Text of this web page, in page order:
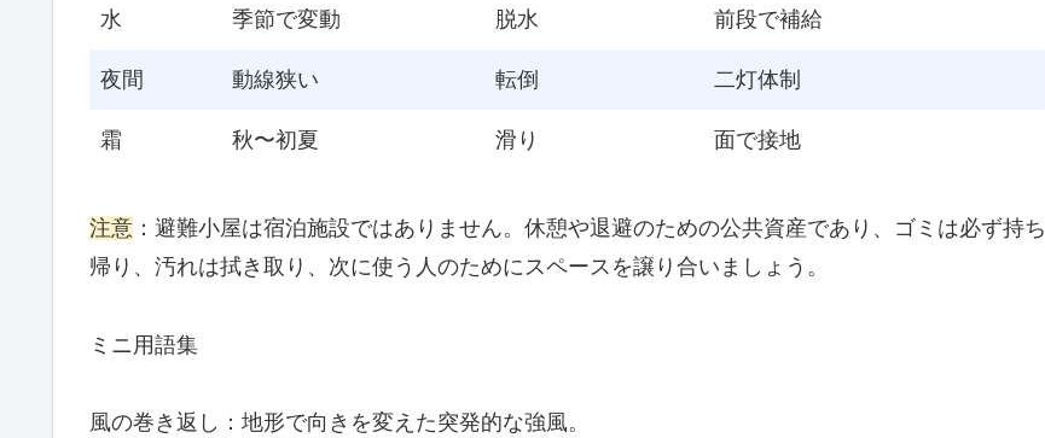
水 季節で変動 脱水 前段で補給
夜間 動線狭い 転倒 二灯体制
霜 秋〜初夏 滑り 面で接地
注意 ：避難小屋は宿泊施設ではありません。休憩や退避のための公共資産であり、ゴミは必ず持ち
帰り、汚れは拭き取り、次に使う人のためにスペースを譲り合いましょう。
ミニ用語集
風の巻き返し：地形で向きを変えた突発的な強風。